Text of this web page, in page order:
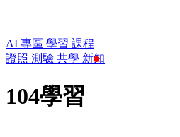
AI 專區 學習 課程
證照 測驗 共學 新知
104學習